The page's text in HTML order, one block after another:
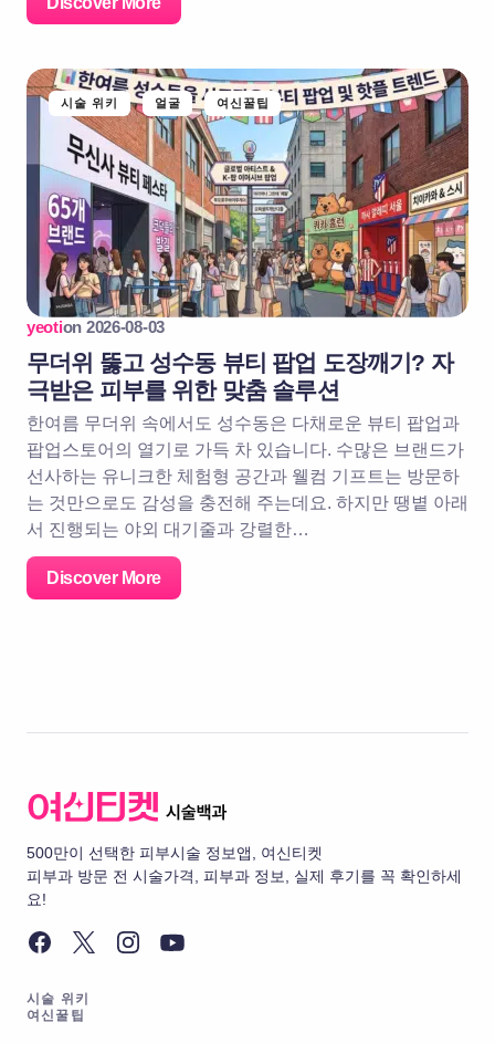
시술 위키 얼굴 여신꿀팁
yeotion 2026-08-03
무더위 뚫고 성수동 뷰티 팝업 도장깨기? 자
극받은 피부를 위한 맞춤 솔루션
한여름 무더위 속에서도 성수동은 다채로운 뷰티 팝업과
팝업스토어의 열기로 가득 차 있습니다. 수많은 브랜드가
선사하는 유니크한 체험형 공간과 웰컴 기프트는 방문하
는 것만으로도 감성을 충전해 주는데요. 하지만 땡볕 아래
서 진행되는 야외 대기줄과 강렬한…
Discover More
500만이 선택한 피부시술 정보앱, 여신티켓
피부과 방문 전 시술가격, 피부과 정보, 실제 후기를 꼭 확인하세
요!
시술 위키
여신꿀팁